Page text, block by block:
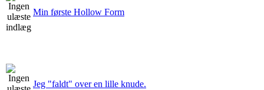
Min første Hollow Form
Jeg "faldt" over en lille knude.